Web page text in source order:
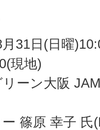
月31日(日曜
現地)
リーン大阪
篠原 幸子 氏